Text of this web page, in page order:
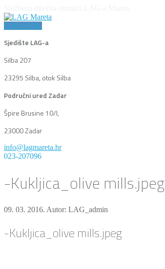
IZBORNIK
Sjedište LAG-a
Silba 207
23295 Silba, otok Silba
Područni ured Zadar
Špire Brusine 10/I,
23000 Zadar
info@lagmareta.hr
023-207096
-Kukljica_olive mills.jpeg
09. 03. 2016. Autor: LAG_admin
-Kukljica_olive mills.jpeg